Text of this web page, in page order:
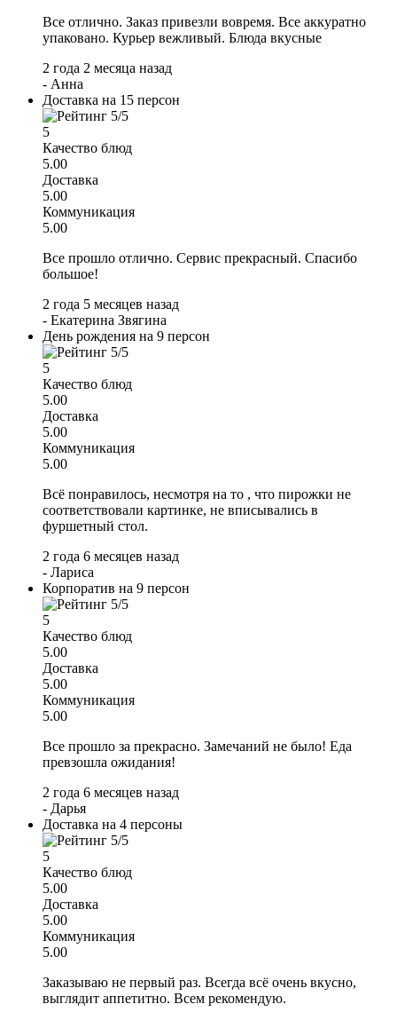
Все отлично. Заказ привезли вовремя. Все аккуратно
упаковано. Курьер вежливый. Блюда вкусные
2 года 2 месяца назад
- Анна
Доставка на 15 персон
5
Качество блюд
5.00
Доставка
5.00
Коммуникация
5.00
Все прошло отлично. Сервис прекрасный. Спасибо
большое!
2 года 5 месяцев назад
- Екатерина Звягина
День рождения на 9 персон
5
Качество блюд
5.00
Доставка
5.00
Коммуникация
5.00
Всё понравилось, несмотря на то , что пирожки не
соответствовали картинке, не вписывались в
фуршетный стол.
2 года 6 месяцев назад
- Лариса
Корпоратив на 9 персон
5
Качество блюд
5.00
Доставка
5.00
Коммуникация
5.00
Все прошло за прекрасно. Замечаний не было! Еда
превзошла ожидания!
2 года 6 месяцев назад
- Дарья
Доставка на 4 персоны
5
Качество блюд
5.00
Доставка
5.00
Коммуникация
5.00
Заказываю не первый раз. Всегда всё очень вкусно,
выглядит аппетитно. Всем рекомендую.